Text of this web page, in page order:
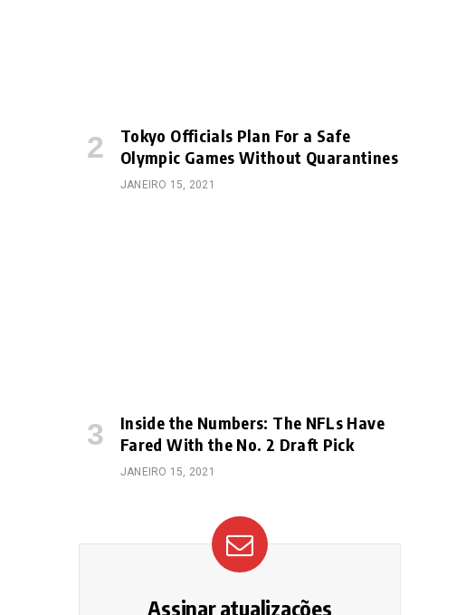
Tokyo Officials Plan For a Safe
Olympic Games Without Quarantines
JANEIRO 15, 2021
Inside the Numbers: The NFLs Have
Fared With the No. 2 Draft Pick
JANEIRO 15, 2021
Assinar atualizações